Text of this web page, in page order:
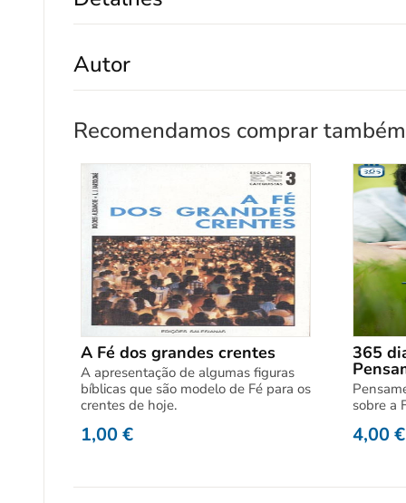
Autor
Recomendamos comprar também
A Fé dos grandes crentes
A apresentação de algumas figuras
bíblicas que são modelo de Fé para os
crentes de hoje.
1,00€
365
sobre a
4,00€